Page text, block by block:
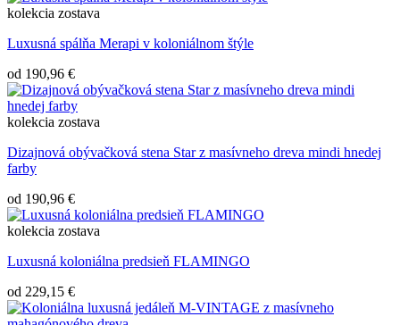
kolekcia zostava
Luxusná spálňa Merapi v koloniálnom štýle
od 190,96 €
kolekcia zostava
Dizajnová obývačková stena Star z masívneho dreva mindi hnedej
farby
od 190,96 €
kolekcia zostava
Luxusná koloniálna predsieň FLAMINGO
od 229,15 €